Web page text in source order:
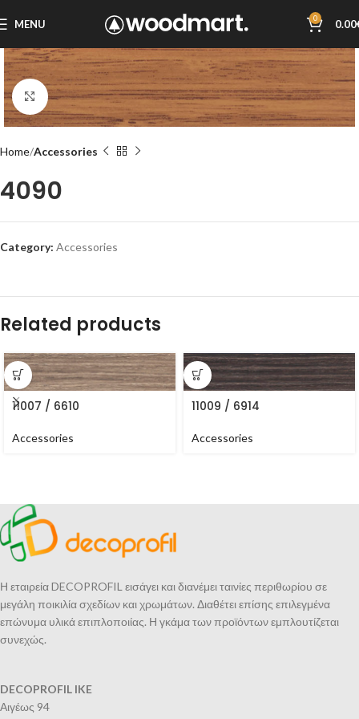
MENU 0 0.00
Click to enlarge
Home Accessories
4090
Category: Accessories
Related products
11007 / 6610
Accessories
11009 / 6914
Accessories
Η εταιρεία DECOPROFIL εισάγει και διανέμει ταινίες περιθωρίου σε
μεγάλη ποικιλία σχεδίων και χρωμάτων. Διαθέτει επίσης επιλεγμένα
επώνυμα υλικά επιπλοποιίας. Η γκάμα των προϊόντων εμπλουτίζεται
συνεχώς.
DECOPROFIL IKE
Αιγέως 94